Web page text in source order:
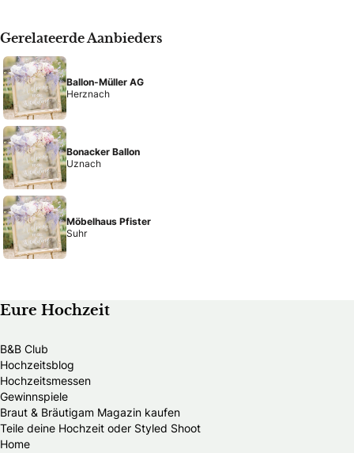
Gerelateerde Aanbieders
Ballon-Müller AG
Herznach
Bonacker Ballon
Uznach
Möbelhaus Pfister
Suhr
Eure Hochzeit
B&B Club
Hochzeitsblog
Hochzeitsmessen
Gewinnspiele
Braut & Bräutigam Magazin kaufen
Teile deine Hochzeit oder Styled Shoot
Home